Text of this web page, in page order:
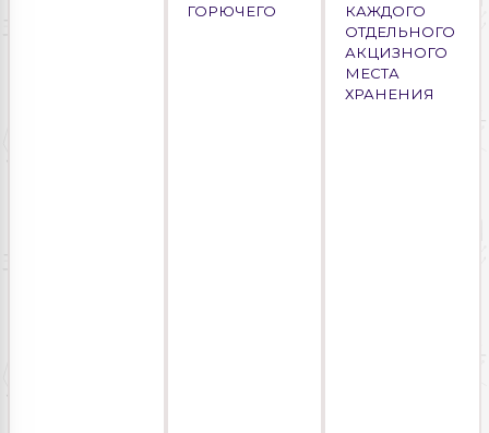
ГОРЮЧЕГО
КАЖДОГО
ОТДЕЛЬНОГО
АКЦИЗНОГО
МЕСТА
ХРАНЕНИЯ